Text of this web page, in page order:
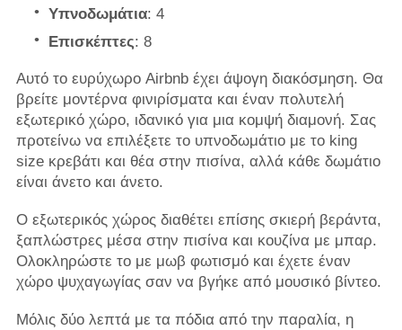
Υπνοδωμάτια: 4
Επισκέπτες: 8
Αυτό το ευρύχωρο Airbnb έχει άψογη διακόσμηση. Θα
βρείτε μοντέρνα φινιρίσματα και έναν πολυτελή
εξωτερικό χώρο, ιδανικό για μια κομψή διαμονή. Σας
προτείνω να επιλέξετε το υπνοδωμάτιο με το king
size κρεβάτι και θέα στην πισίνα, αλλά κάθε δωμάτιο
είναι άνετο και άνετο.
Ο εξωτερικός χώρος διαθέτει επίσης σκιερή βεράντα,
ξαπλώστρες μέσα στην πισίνα και κουζίνα με μπαρ.
Ολοκληρώστε το με μωβ φωτισμό και έχετε έναν
χώρο ψυχαγωγίας σαν να βγήκε από μουσικό βίντεο.
Μόλις δύο λεπτά με τα πόδια από την παραλία, η